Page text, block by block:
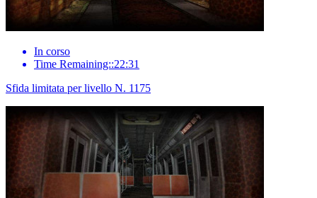
In corso
Time Remaining::22:31
Sfida limitata per livello N. 1175